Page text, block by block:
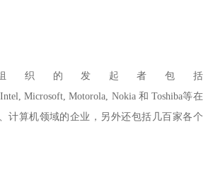
织的发起者包括
Microsoft, Motorola, Nokia 和 Toshiba等在
计算机领域的企业，另外还包括几百家各个